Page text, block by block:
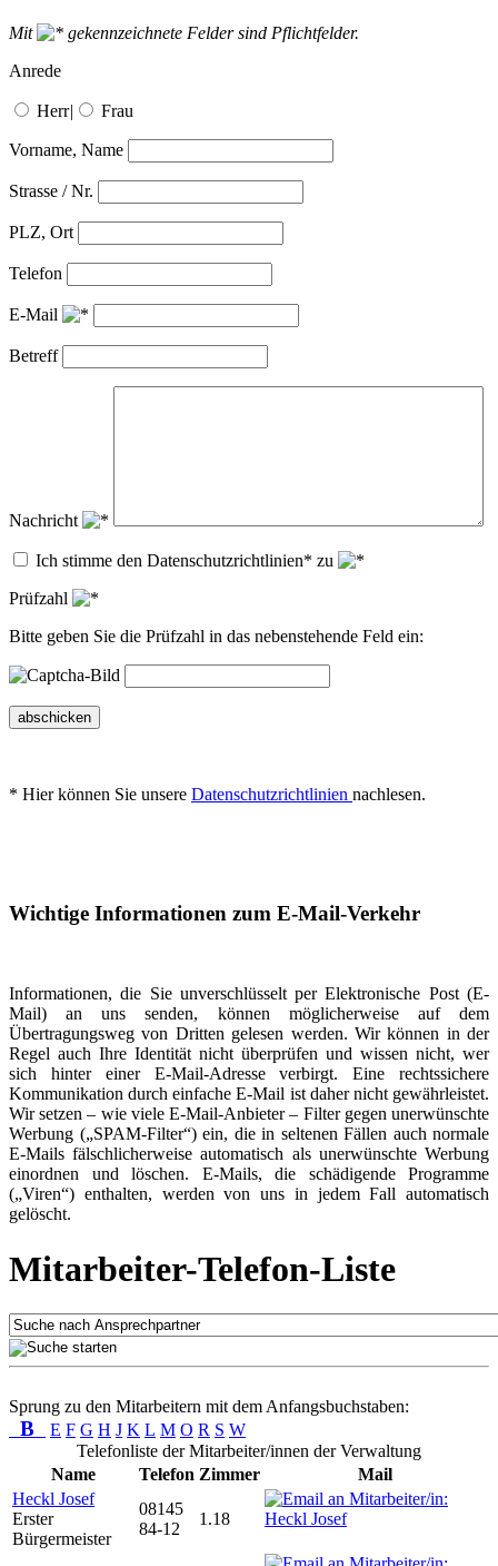
Mit
gekennzeichnete Felder sind Pflichtfelder.
Anrede
Herr| Frau
Vorname, Name
Strasse / Nr.
PLZ, Ort
Telefon
E-Mail
Betreff
Nachricht
Ich stimme den Datenschutzrichtlinien* zu
Prüfzahl
Bitte geben Sie die Prüfzahl in das nebenstehende Feld ein:
abschicken
* Hier können Sie unsere Datenschutzrichtlinien nachlesen.
Wichtige Informationen zum E-Mail-Verkehr
Informationen, die Sie unverschlüsselt per Elektronische Post (E-
Mail) an uns senden, können möglicherweise auf dem
Übertragungsweg von Dritten gelesen werden. Wir können in der
Regel auch Ihre Identität nicht überprüfen und wissen nicht, wer
sich hinter einer E-Mail-Adresse verbirgt. Eine rechtssichere
Kommunikation durch einfache E-Mail ist daher nicht gewährleistet.
Wir setzen – wie viele E-Mail-Anbieter – Filter gegen unerwünschte
Werbung („SPAM-Filter“) ein, die in seltenen Fällen auch normale
E-Mails fälschlicherweise automatisch als unerwünschte Werbung
einordnen und löschen. E-Mails, die schädigende Programme
(„Viren“) enthalten, werden von uns in jedem Fall automatisch
gelöscht.
Mitarbeiter-Telefon-Liste
Sprung zu den Mitarbeitern mit dem Anfangsbuchstaben:
B E F G H J K L M O R S W
Telefonliste der Mitarbeiter/innen der Verwaltung
Name
Telefon Zimmer
Mail
Heckl Josef
Erster
Bürgermeister
08145
84-12
1.18